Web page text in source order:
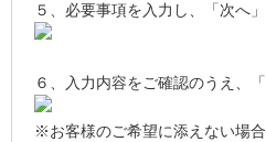
５、必要事項を入力し、「次へ
６、入力内容をご確認のうえ、
※お客様のご希望に添えない場